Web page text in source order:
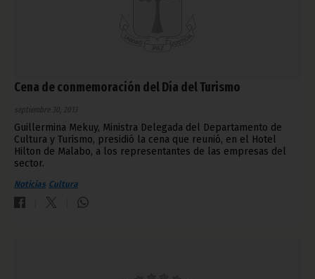
Cena de conmemoración del Día del Turismo
septiembre 30, 2013
Guillermina Mekuy, Ministra Delegada del Departamento de
Cultura y Turismo, presidió la cena que reunió, en el Hotel
Hilton de Malabo, a los representantes de las empresas del
sector.
Noticias Cultura